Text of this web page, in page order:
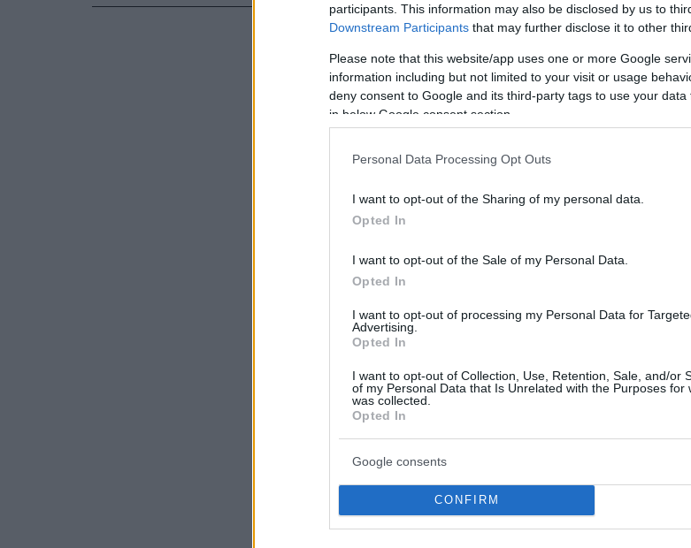
participants. This information may also be disclosed by us to
Downstream Participants that may further disclose it to other
Please note that this website/app uses one or more Google
information including but not limited to your visit or usage
deny consent to Google and its third-party tags to use your
in below Google consent section.
Personal Data Processing Opt Outs
I want to opt-out of the Sharing of my personal data.
Opted In
I want to opt-out of the Sale of my Personal Data.
Opted In
I want to opt-out of processing my Personal Data for
Advertising.
Opted In
I want to opt-out of Collection, Use, Retention, Sale, and/or
of my Personal Data that Is Unrelated with the Purposes for
was collected.
Opted In
Google consents
CONFIRM